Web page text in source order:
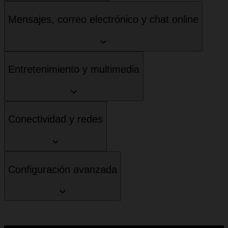
Mensajes, correo electrónico y chat online
Entretenimiento y multimedia
Conectividad y redes
Configuración avanzada